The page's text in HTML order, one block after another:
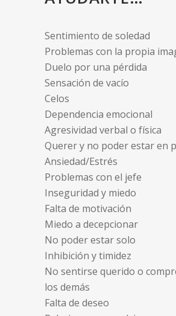
Sentimiento de soledad
Problemas con la propia
Duelo por una pérdida
Sensación de vacío
Celos
Dependencia emocional
Agresividad verbal o física
Querer y no poder estar en
Ansiedad/Estrés
Problemas con el jefe
Inseguridad y miedo
Falta de motivación
Miedo a decepcionar
No poder estar solo
Inhibición y timidez
No sentirse querido o
los demás
Falta de deseo